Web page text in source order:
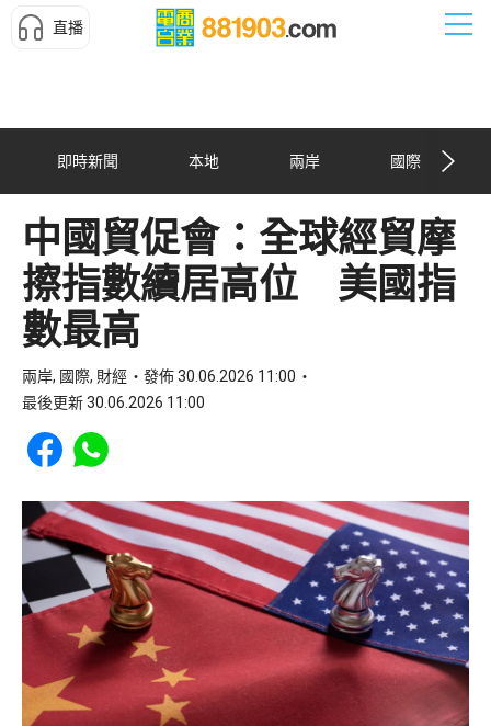
直播
即時新聞 本地 兩岸 國際
中國貿促會：全球經貿摩
擦指數續居高位 美國指
數最高
兩岸, 國際, 財經
發佈 30.06.2026 11:00
最後更新 30.06.2026 11:00
Share to Facebook
Share to WhatsApp